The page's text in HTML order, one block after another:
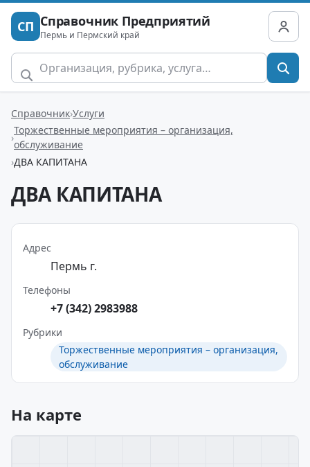
СП Справочник Предприятий
Пермь и Пермский край
Справочник Услуги
Торжественные мероприятия – организация,
обслуживание
ДВА КАПИТАНА
ДВА КАПИТАНА
Адрес
Пермь г.
Телефоны
+7 (342) 2983988
Рубрики
Торжественные мероприятия – организация,
обслуживание
На карте